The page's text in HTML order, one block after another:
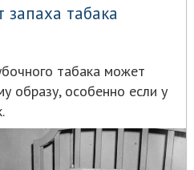
запаха табака
табака может
образу, особенно если у